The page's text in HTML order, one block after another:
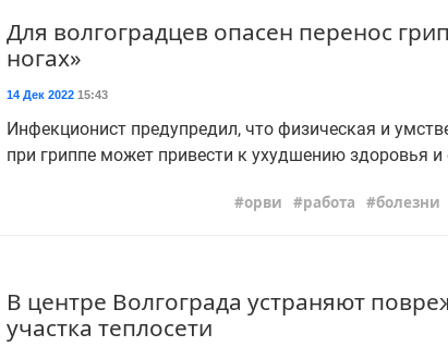
Для волгоградцев опасен перенос
ногах»
14 Дек 2022 15:43
Инфекционист предупредил, что физическая и
при гриппе может привести к ухудшению здоровья
орви работа болезни
В центре Волгограда устраняют
участка теплосети